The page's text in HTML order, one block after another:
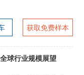
获取免费样本
球行业规模展望